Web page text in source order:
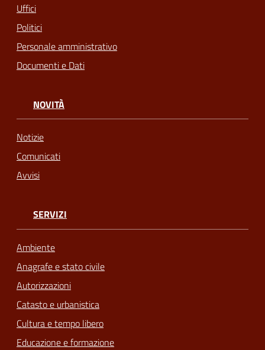
Uffici
Politici
Personale amministrativo
Documenti e Dati
NOVITÀ
Notizie
Comunicati
Avvisi
SERVIZI
Ambiente
Anagrafe e stato civile
Autorizzazioni
Catasto e urbanistica
Cultura e tempo libero
Educazione e formazione